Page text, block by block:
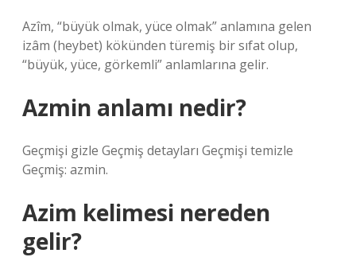
Azîm, “büyük olmak, yüce olmak” anlamına gelen
izâm (heybet) kökünden türemiş bir sıfat olup,
“büyük, yüce, görkemli” anlamlarına gelir.
Azmin anlamı nedir?
Geçmişi gizle Geçmiş detayları Geçmişi temizle
Geçmiş: azmin.
Azim kelimesi nereden
gelir?